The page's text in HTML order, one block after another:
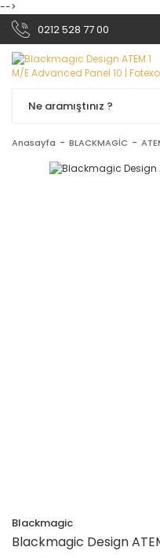
-->
0212 528 77 00
Anasayfa BLACKMAGİC
Blackmagic
Blackmagic Design